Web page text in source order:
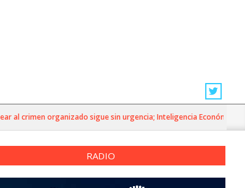
organizado sigue sin urgencia; Inteligencia Económica»
RADIO